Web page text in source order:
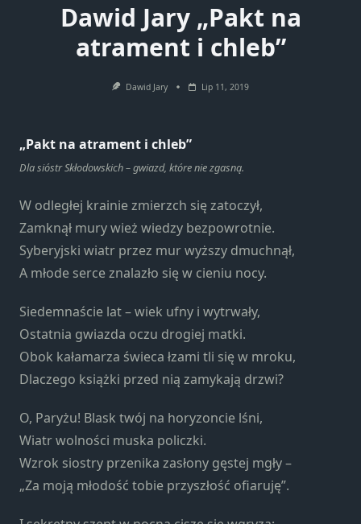
Dawid Jary „Pakt na
atrament i chleb”
Dawid Jary Lip 11, 2019
„Pakt na atrament i chleb”
Dla sióstr Skłodowskich – gwiazd, które nie zgasną.
W odległej krainie zmierzch się zatoczył,
Zamknął mury wież wiedzy bezpowrotnie.
Syberyjski wiatr przez mur wyższy dmuchnął,
A młode serce znalazło się w cieniu nocy.
Siedemnaście lat – wiek ufny i wytrwały,
Ostatnia gwiazda oczu drogiej matki.
Obok kałamarza świeca łzami tli się w mroku,
Dlaczego książki przed nią zamykają drzwi?
O, Paryżu! Blask twój na horyzoncie lśni,
Wiatr wolności muska policzki.
Wzrok siostry przenika zasłony gęstej mgły –
„Za moją młodość tobie przyszłość ofiaruję”.
Konieczne
nie są
funkcjonowania
internetowej.
Statystyka
Abyśmy mogli
funkcjonalność
i strukturę
strony
internetowej,
na podstawie
strona jest
Doświadczenie